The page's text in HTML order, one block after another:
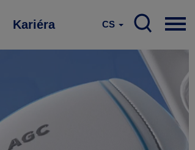
Kariéra CS